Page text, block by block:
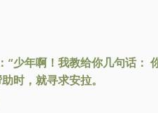
“少年啊！我教给你几句话
时，就寻求安拉。